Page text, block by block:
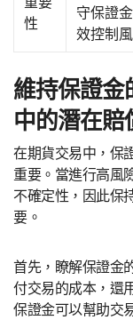
性
守保證
效控制
維持保證金
中的潛在賠
在期貨交易中，保
重要。當進行高風
不確定性，因此保
要。
首先，瞭解保證金
付交易的成本，還
保證金可以幫助交